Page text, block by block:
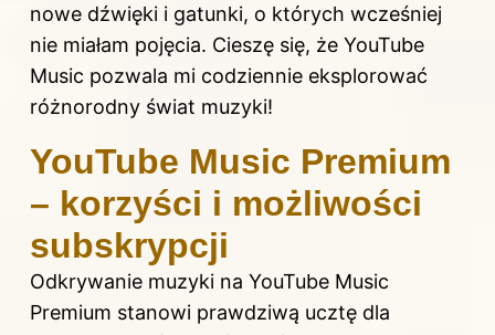
nowe dźwięki i gatunki, o których wcześniej
nie miałam pojęcia. Cieszę się, że YouTube
Music pozwala mi codziennie eksplorować
różnorodny świat muzyki!
YouTube Music Premium
– korzyści i możliwości
subskrypcji
Odkrywanie muzyki na YouTube Music
Premium stanowi prawdziwą ucztę dla